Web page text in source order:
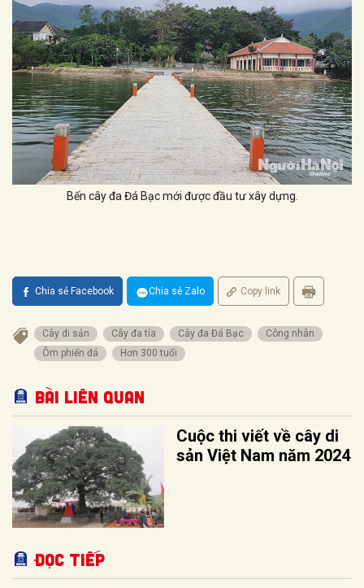
Bến cây đa Đá Bạc mới được đầu tư xây dựng.
Chia sẻ Facebook Chia sẻ Zalo Copy link
Cây di sản Cây đa tía Cây đa Đá Bạc
Công nhân
Ôm phiến đá
Hơn 300 tuổi
Bài liên quan
Cuộc thi viết về cây di
sản Việt Nam năm 2024
Đọc tiếp